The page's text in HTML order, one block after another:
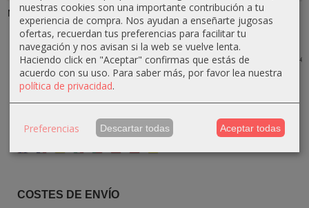
IDIOMA
COSTES DE ENVÍO
Mortero Rústico
Grande de
Madera de...
34,20 €38,00 €
Pinchero
Carrusel
Rústico de
Madera...
22,95 €27,00 €
Cenicero
Rústico de
Madera de
olivo...
17,00 €20,00 €
Posavasos
tallado de
34,20 €
38,00 €
nuestras cookies son una importante contribución a tu
experiencia de compra. Nos ayudan a enseñarte jugosas
ofertas, recuerdan tus preferencias para facilitar tu
navegación y nos avisan si la web se vuelve lenta.
Haciendo click en "Aceptar" confirmas que estás de
acuerdo con su uso. Para saber más, por favor lea nuestra
política de privacidad.
Preferencias Descartar todas Aceptar todas